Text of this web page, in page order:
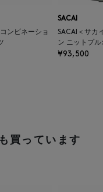
ンビネーショ
SACAI
SACAI＜サカ
ン ニットプル
¥93,500
買っています